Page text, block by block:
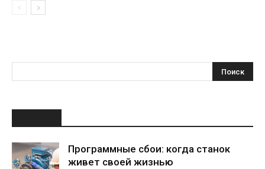
Программные сбои: когда станок
живет своей жизнью